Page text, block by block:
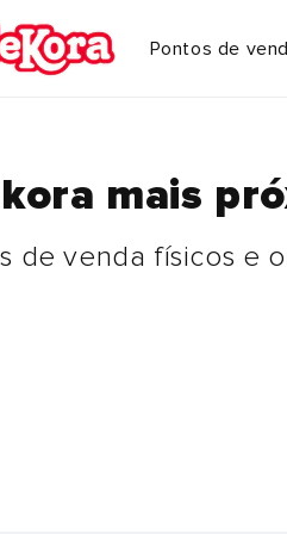
Pontos de
mais
venda físicos e